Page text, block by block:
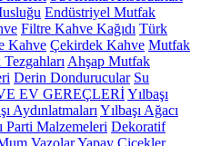
Endüstriyel Mutfak
Filtre Kahve Kağıdı Türk
Kahve Çekirdek Kahve Mutfak
Ahşap Mutfak
Derin Dondurucular Su
EV GEREÇLERİYılbaşı
Aydınlatmaları Yılbaşı Ağacı
Parti Malzemeleri Dekoratif
VazolarYapay Çiçekler